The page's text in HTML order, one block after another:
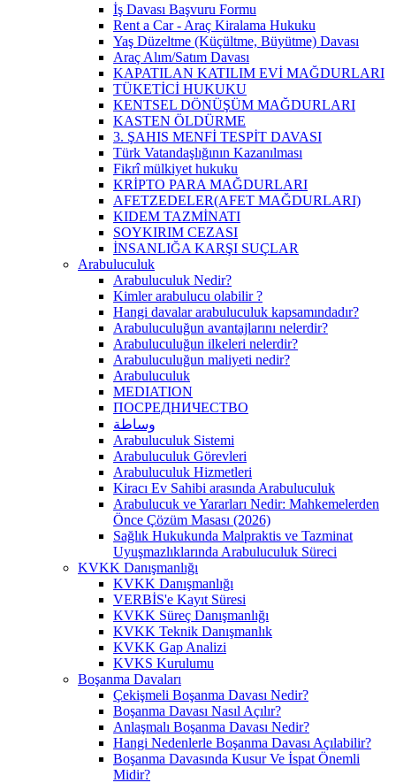
İş Davası Başvuru Formu
Rent a Car - Araç Kiralama Hukuku
Yaş Düzeltme (Küçültme, Büyütme) Davası
Araç Alım/Satım Davası
KAPATILAN KATILIM EVİ MAĞDURLARI
TÜKETİCİ HUKUKU
KENTSEL DÖNÜŞÜM MAĞDURLARI
KASTEN ÖLDÜRME
3. ŞAHIS MENFİ TESPİT DAVASI
Türk Vatandaşlığının Kazanılması
Fikrî mülkiyet hukuku
KRİPTO PARA MAĞDURLARI
AFETZEDELER(AFET MAĞDURLARI)
KIDEM TAZMİNATI
SOYKIRIM CEZASI
İNSANLIĞA KARŞI SUÇLAR
Arabuluculuk
Arabuluculuk Nedir?
Kimler arabulucu olabilir ?
Hangi davalar arabuluculuk kapsamındadır?
Arabuluculuğun avantajlarını nelerdir?
Arabuluculuğun ilkeleri nelerdir?
Arabuluculuğun maliyeti nedir?
Arabuluculuk
MEDIATION
ПОСРЕДНИЧЕСТВО
وساطة
Arabuluculuk Sistemi
Arabuluculuk Görevleri
Arabuluculuk Hizmetleri
Kiracı Ev Sahibi arasında Arabuluculuk
Arabulucuk ve Yararları Nedir: Mahkemelerden
Önce Çözüm Masası (2026)
Sağlık Hukukunda Malpraktis ve Tazminat
Uyuşmazlıklarında Arabuluculuk Süreci
KVKK Danışmanlığı
KVKK Danışmanlığı
VERBİS'e Kayıt Süresi
KVKK Süreç Danışmanlığı
KVKK Teknik Danışmanlık
KVKK Gap Analizi
KVKS Kurulumu
Boşanma Davaları
Çekişmeli Boşanma Davası Nedir?
Boşanma Davası Nasıl Açılır?
Anlaşmalı Boşanma Davası Nedir?
Hangi Nedenlerle Boşanma Davası Açılabilir?
Boşanma Davasında Kusur Ve İspat Önemli
Midir?